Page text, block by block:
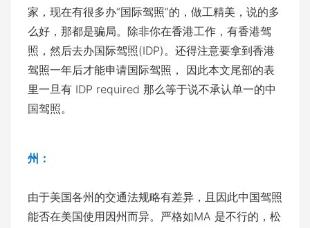
家，现在有很多办“国际驾照”的，做工精美，说的多
么好，那都是骗局。除非你在香港工作，有香港驾
照，然后去办国际驾照(IDP)。还得注意要拿到香港
驾照一年后才能申请国际驾照， 因此本文尾部的表
里一旦有 IDP required 那么等于说不承认单一的中
国驾照。
州：
由于美国各州的交通法规略有差异，且因此中国驾照
能否在美国使用因州而异。严格如MA 是不行的，松